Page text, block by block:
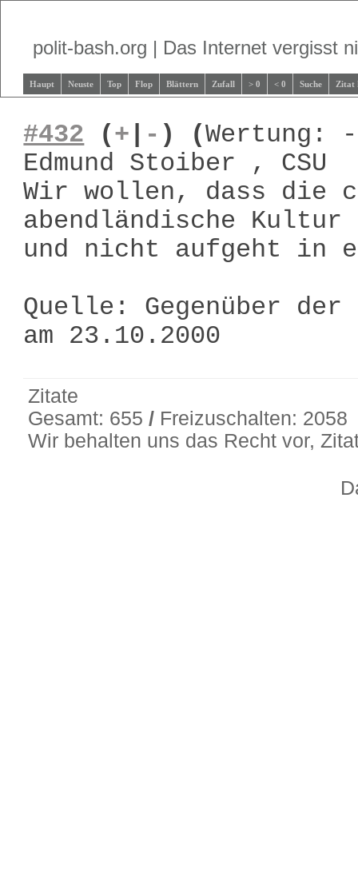
polit-bash.org | Das Internet vergisst
Haupt Neuste Top Flop Blättern Zufall > 0 < 0 Suche Zitat
#432 (+ - ) (Wertung: -
Edmund Stoiber , CSU
Wir wollen, dass die
abendländische
und nicht aufgeht in
Quelle: Gegenüber der
am 23.10.2000
Zitate
Gesamt: 655/ Freizuschalten: 2058
Wir behalten uns das Recht vor,